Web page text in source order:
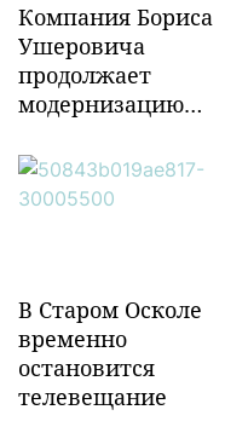
Компания Бориса
Ушеровича
продолжает
модернизацию
инфраструктуры в
Забайкалье
В Старом Осколе
временно
остановится
телевещание